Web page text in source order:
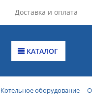
Доставка и оплата
КАТАЛОГ
Котельное оборудование